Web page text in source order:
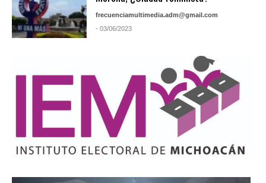
frecuenciamultimedia.adm@gmail.com
- 03/06/2023